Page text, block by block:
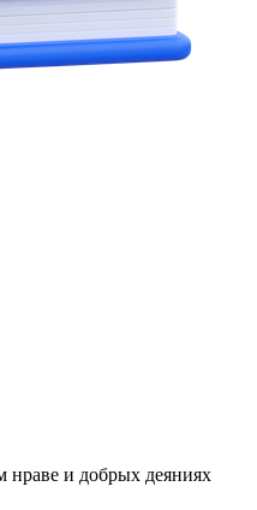
и добрых деяниях